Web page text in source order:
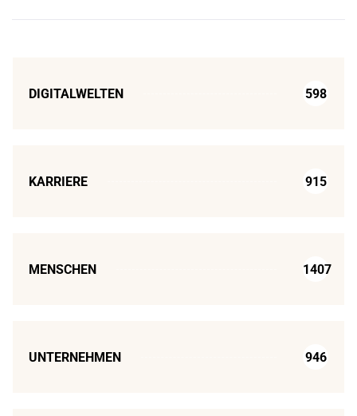
DIGITALWELTEN 598
KARRIERE 915
MENSCHEN 1407
UNTERNEHMEN 946